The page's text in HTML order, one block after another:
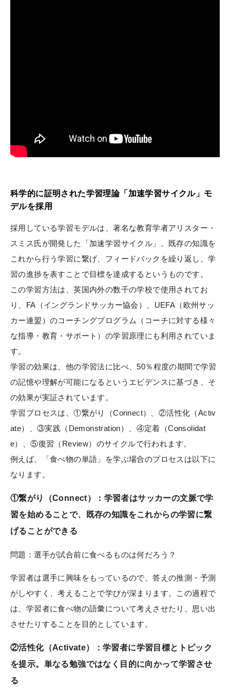
科学的に証明された学習理論「加速学習サイクル」モ
デルを採用
採用している学習モデルは、著名な教育学者アリスター・
スミス氏が開発した「加速学習サイクル」。既存の知識を
これから行う学習に繋げ、フィードバックを繰り返し、学
習の進捗を表すことで目標を達成するというものです。
この学習方法は、英国内外の数千の学校で使用されてお
り、FA（イングランドサッカー協会）、UEFA（欧州サッ
カー連盟）のコーチングプログラム（コーチに対する様々
な指導・教育・サポート）の学習原理にも利用されていま
す。
学習の効果は、他の学習法に比べ、50％程度の期間で学習
の記憶や理解が可能になるというエビデンスに基づき、そ
の効果が実証されています。
学習プロセスは、①繋がり（Connect）、②活性化（Activ
ate）、③実践（Demonstration）、④定着（Consolidat
e）、⑤復習（Review）のサイクルで行われます。
例えば、「食べ物の単語」を学ぶ場合のプロセスは以下に
なります。
①繋がり（Connect）：学習者はサッカーの文脈で学
習を始めることで、既存の知識をこれからの学習に繋
げることができる
問題：選手が試合前に食べるものは何だろう？
学習者は選手に興味をもっているので、答えの推測・予測
がしやすく、考えることで学びが深まります。この過程で
は、学習者に食べ物の語彙について考えさせたり、思い出
させたりすることを目的としています。
②活性化（Activate）：学習者に学習目標とトピック
を提示。単なる勉強ではなく目的に向かって学習させ
る